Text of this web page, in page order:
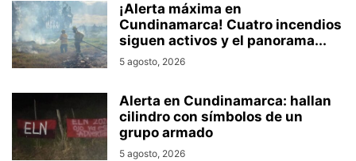
¡Alerta máxima en
Cundinamarca! Cuatro incendios
siguen activos y el panorama...
5 agosto, 2026
Alerta en Cundinamarca: hallan
cilindro con símbolos de un
grupo armado
5 agosto, 2026